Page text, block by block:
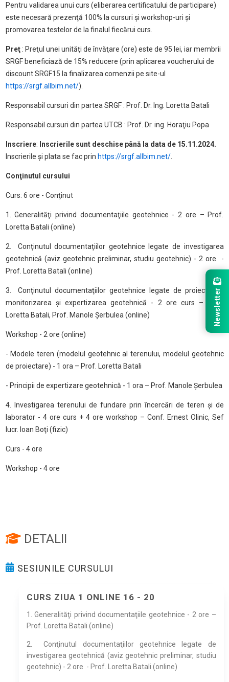
Pentru validarea unui curs (eliberarea certificatului de participare)
este necesară prezenţă 100% la cursuri şi workshop-uri şi
promovarea testelor de la finalul fiecărui curs.
Preţ : Preţul unei unităţi de învăţare (ore) este de 95 lei, iar membrii
SRGF beneficiază de 15% reducere (prin aplicarea voucherului de
discount SRGF15 la finalizarea comenzii pe site-ul
https://srgf.allbim.net/).
Responsabil cursuri din partea SRGF : Prof. Dr. Ing. Loretta Batali
Responsabil cursuri din partea UTCB : Prof. Dr. ing. Horaţiu Popa
Inscriere: Inscrierile sunt deschise până la data de 15.11.2024.
Inscrierile şi plata se fac prin https://srgf.allbim.net/.
Conţinutul cursului
Curs: 6 ore - Conţinut
1. Generalităţi privind documentaţiile geotehnice - 2 ore – Prof.
Loretta Batali (online)
2.
Conţinutul documentaţiilor geotehnice legate de investigarea
geotehnică (aviz geotehnic preliminar, studiu geotehnic) - 2 ore
-
Prof. Loretta Batali (online)
3.
Conţinutul documentaţiilor geotehnice legate de proiectarea,
monitorizarea și expertizarea geotehnică - 2 ore curs – Prof.
Loretta Batali, Prof. Manole Şerbulea (online)
Workshop - 2 ore (online)
- Modele teren (modelul geotehnic al terenului, modelul geotehnic
de proiectare) - 1 ora – Prof. Loretta Batali
- Principii de expertizare geotehnică - 1 ora – Prof. Manole Şerbulea
4. Investigarea terenului de fundare prin ȋncercări de teren și de
laborator - 4 ore curs + 4 ore workshop – Conf. Ernest Olinic, Sef
lucr. Ioan Boţi (fizic)
Curs - 4 ore
Workshop - 4 ore
DETALII
SESIUNILE CURSULUI
CURS ZIUA 1 ONLINE 16 - 20
1. Generalităţi privind documentaţiile geotehnice - 2 ore –
Prof. Loretta Batali (online)
2.
Conţinutul documentaţiilor geotehnice legate de
investigarea geotehnică (aviz geotehnic preliminar, studiu
geotehnic) - 2 ore - Prof. Loretta Batali (online)
Newsletter